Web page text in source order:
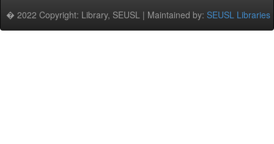
� 2022 Copyright: Library, SEUSL | Maintained by: SEUSL Libraries